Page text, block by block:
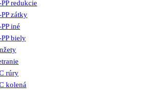
redukcie
zátky
iné
biely
rúry
kolená